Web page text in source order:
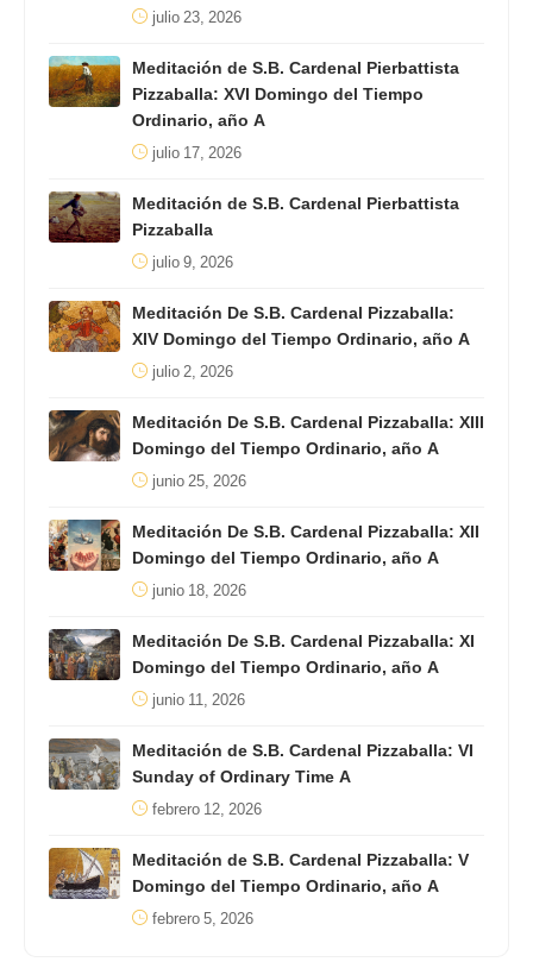
julio 23, 2026
Meditación de S.B. Cardenal Pierbattista
Pizzaballa: XVI Domingo del Tiempo
Ordinario, año A
julio 17, 2026
Meditación de S.B. Cardenal Pierbattista
Pizzaballa
julio 9, 2026
Meditación De S.B. Cardenal Pizzaballa:
XIV Domingo del Tiempo Ordinario, año A
julio 2, 2026
Meditación De S.B. Cardenal Pizzaballa: XIII
Domingo del Tiempo Ordinario, año A
junio 25, 2026
Meditación De S.B. Cardenal Pizzaballa: XII
Domingo del Tiempo Ordinario, año A
junio 18, 2026
Meditación De S.B. Cardenal Pizzaballa: XI
Domingo del Tiempo Ordinario, año A
junio 11, 2026
Meditación de S.B. Cardenal Pizzaballa: VI
Sunday of Ordinary Time A
febrero 12, 2026
Meditación de S.B. Cardenal Pizzaballa: V
Domingo del Tiempo Ordinario, año A
febrero 5, 2026